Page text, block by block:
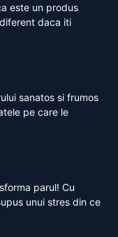
este un produs
daca iti
sanatos si frumos
pe care le
parul! Cu
unui stres din ce